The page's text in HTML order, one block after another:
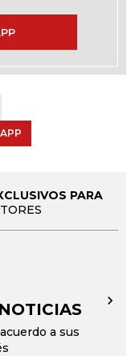
PARA
a sus
→